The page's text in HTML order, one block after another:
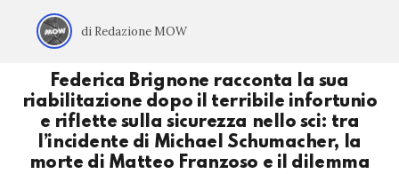
di Redazione MOW
Federica Brignone racconta la sua
riabilitazione dopo il terribile infortunio
e riflette sulla sicurezza nello sci: tra
l’incidente di Michael Schumacher, la
morte di Matteo Franzoso e il dilemma